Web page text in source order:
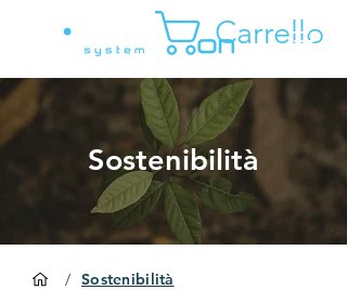
Carrello
Sostenibilità
/ Sostenibilità